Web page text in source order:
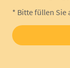
* Bitte füllen Sie